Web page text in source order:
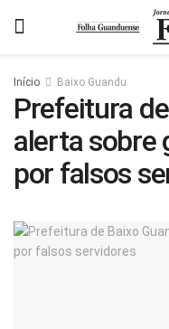
Início Baixo Guandu
Prefeitura
alerta sobre
por falsos